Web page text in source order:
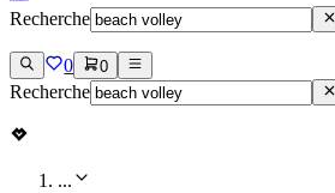
Recherche
0 0
Recherche
...